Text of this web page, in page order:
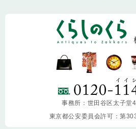
事務所：世田谷区太子堂
東京都公安委員会許可：第